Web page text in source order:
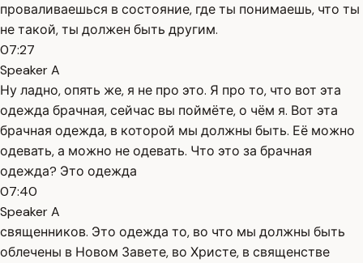
проваливаешься в состояние, где ты понимаешь, что ты
не такой, ты должен быть другим.
07:27
Speaker A
Ну ладно, опять же, я не про это. Я про то, что вот эта
одежда брачная, сейчас вы поймёте, о чём я. Вот эта
брачная одежда, в которой мы должны быть. Её можно
одевать, а можно не одевать. Что это за брачная
одежда? Это одежда
07:40
Speaker A
священников. Это одежда то, во что мы должны быть
облечены в Новом Завете, во Христе, в священстве